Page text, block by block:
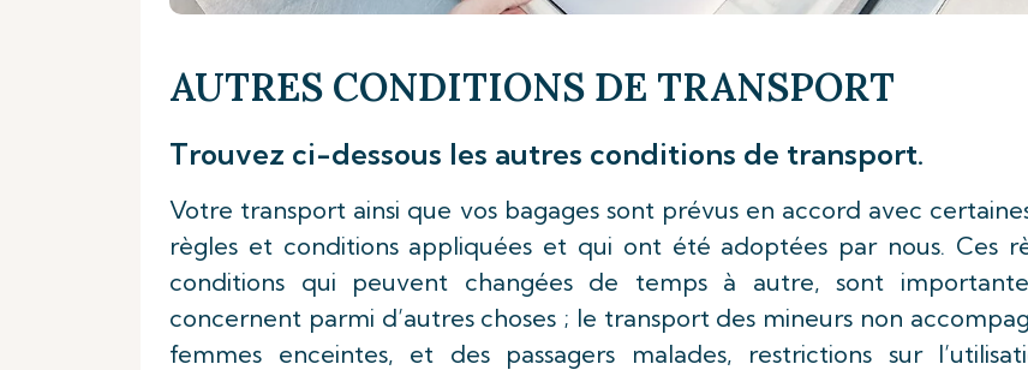
AUTRES CONDITIONS DE TRANSPORT
Trouvez ci-dessous les autres conditions de transport.
Votre transport ainsi que vos bagages sont prévus en accord avec
règles et conditions appliquées et qui ont été adoptées par nous. Ces
conditions qui peuvent changées de temps à autre, sont
concernent parmi d’autres choses ; le transport des mineurs non
femmes enceintes, et des passagers malades, restrictions sur